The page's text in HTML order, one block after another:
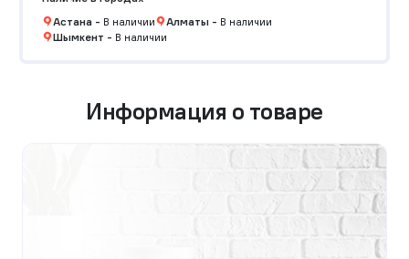
Астана- В наличии Алматы- В наличии
Шымкент - В наличии
Информация о товаре